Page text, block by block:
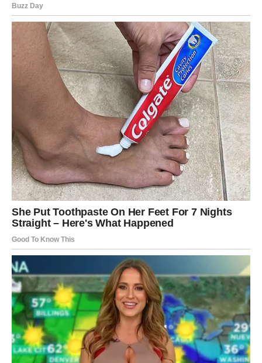
Srce vam je otvoreno, a univerzum to prepoznaje. Ako
ste u vezi, vikend donosi strast, smeh i osećaj da ste
ponovo zaljubljeni. Mogući su romantični trenuci koji se
pamte dugo. Slobodni Lavovi imaju šansu da upoznaju
osobu koja ih vidi kao inspiraciju, a ne kao konkurenciju.
Društveni život:
Pozivi, poruke i susreti donose radost. Osećate da vas
ljudi žele u svom društvu, da vam se raduju. Ovo je
vikend kada Lav sija prirodno, bez napora.
Samopouzdanje:
Najlepši deo vikenda je povratak vere u sebe. Shvatate
koliko vredite i koliko ste daleko stigli. Nema potrebe za
dokazivanjem – vaš sjaj govori sam za sebe.
VAGA – Harmonija, lepe vesti i
sudbinski susreti
Za Vage, ovaj vikend je pravibalans između emocija i
razuma. Posle perioda unutrašnjih dilema, konačno
dolazi jasnoća. Stvari se slažu same od sebe, a vi imate
osećaj da ste ponovo u harmoniji sa svetom.